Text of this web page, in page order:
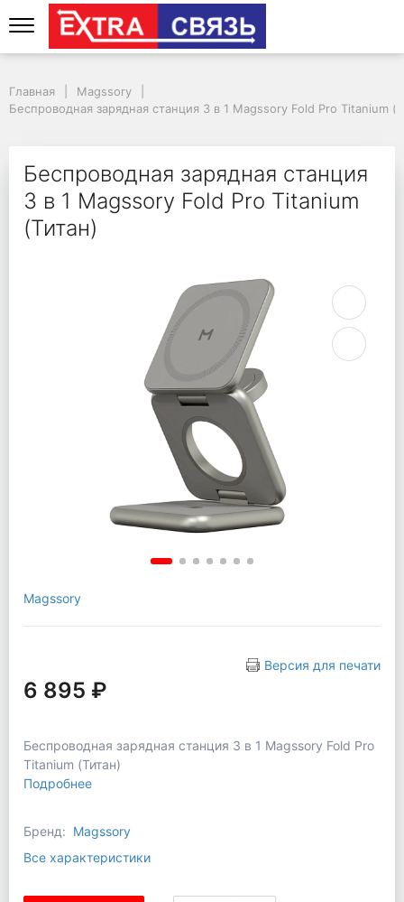
Беспроводная
Главная
Magssory
Беспроводная зарядная станция 3 в 1 Magssory Fold Pro Titanium
Беспроводная зарядная станция
3 в 1 Magssory Fold Pro Titanium
(Титан)
Magssory
Версия для печати
6 895 ₽
Беспроводная зарядная станция 3 в 1 Magssory Fold Pro
Titanium (Титан)
Подробнее
Бренд: Magssory
Все характеристики